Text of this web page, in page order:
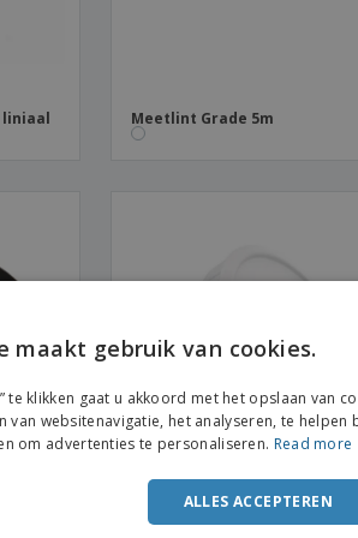
liniaal Meetlint Grade 5m
maakt gebruik van cookies.
te klikken gaat u akkoord met het opslaan van
websitenavigatie, het analyseren, te helpen
om advertenties te personaliseren. Read more
ALLES ACCEPTEREN